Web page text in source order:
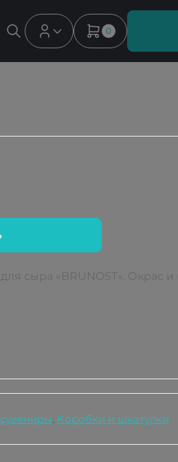
0
сыра «BRUNOST». Окрас и
, Kоробки и шкатулки